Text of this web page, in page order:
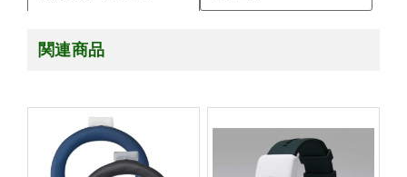
関連商品